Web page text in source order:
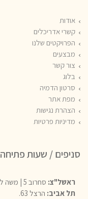
אודות
קשרי אדריכלים
הפרויקטים שלנו
מבצעים
צור קשר
בלוג
סרטון הדמיה
מפת אתר
הצהרת נגישות
מדיניות פרטיות
סניפים / שעות פתיחה
ראשל"צ: סחרוב 5 | משה לוי 10
תל אביב: הרצל 63.